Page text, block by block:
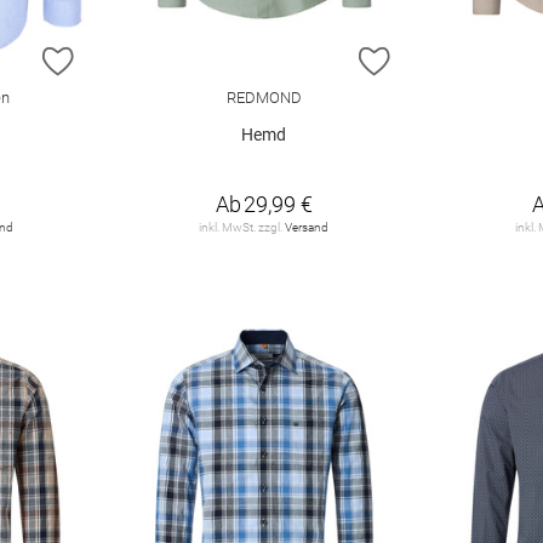
ZUR WUNSCHLISTE HINZUFÜGEN ZUR
REDMOND
Hemd
Ab29,99 €
inkl. MwSt. zzgl.Versand inkl.